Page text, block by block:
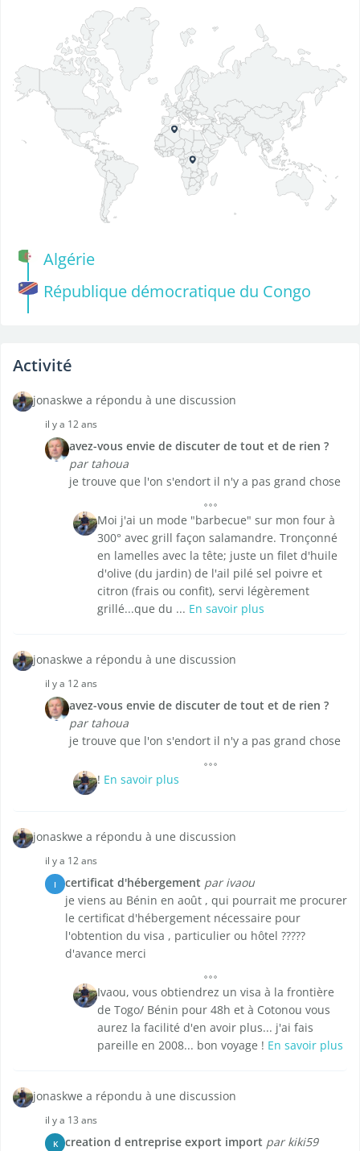
Algérie
République démocratique du Congo
Activité
jonaskwe a répondu à une discussion
il y a 12 ans
avez-vous envie de discuter de tout et de rien ?
par tahoua
je trouve que l'on s'endort il n'y a pas grand chose
Moi j'ai un mode "barbecue" sur mon four à
300° avec grill façon salamandre. Tronçonné
en lamelles avec la tête; juste un filet d'huile
d'olive (du jardin) de l'ail pilé sel poivre et
citron (frais ou confit), servi légèrement
grillé...que du ... En savoir plus
jonaskwe a répondu à une discussion
il y a 12 ans
avez-vous envie de discuter de tout et de rien ?
par tahoua
je trouve que l'on s'endort il n'y a pas grand chose
! En savoir plus
jonaskwe a répondu à une discussion
il y a 12 ans
I certificat d'hébergement par ivaou
je viens au Bénin en août , qui pourrait me procurer
le certificat d'hébergement nécessaire pour
l'obtention du visa , particulier ou hôtel ?????
d'avance merci
Ivaou, vous obtiendrez un visa à la frontière
de Togo/ Bénin pour 48h et à Cotonou vous
aurez la facilité d'en avoir plus... j'ai fais
pareille en 2008... bon voyage ! En savoir plus
jonaskwe a répondu à une discussion
il y a 13 ans
K creation d entreprise export import par kiki59